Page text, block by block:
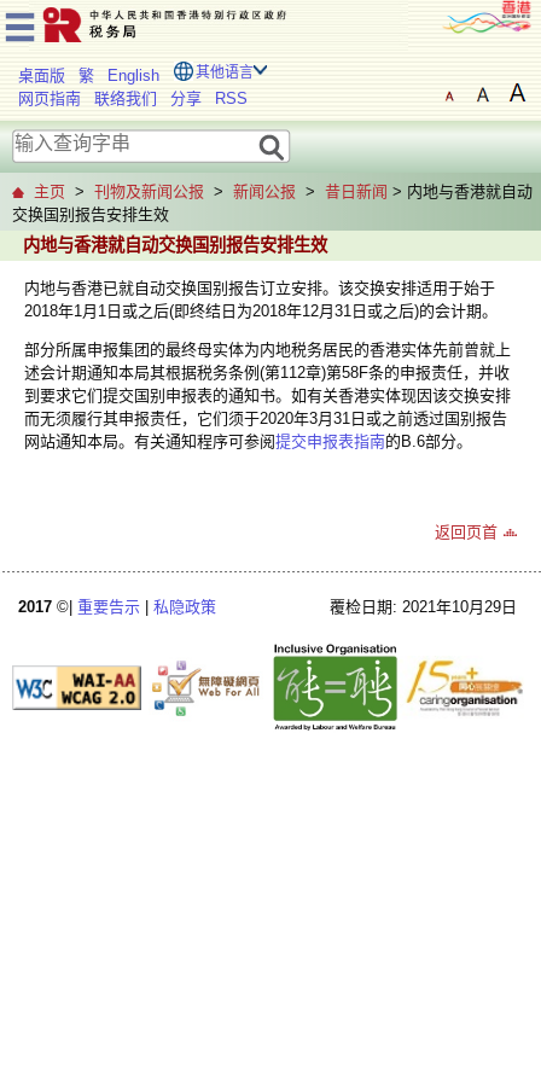
桌面版 繁 English 其他语言
网页指南 联络我们 分享 RSS
主页 > 刊物及新闻公报 > 新闻公报 > 昔日新闻 > 内地与香港就自动
交换国别报告安排生效
内地与香港就自动交换国别报告安排生效
内地与香港已就自动交换国别报告订立安排。该交换安排适用于始于
2018年1月1日或之后(即终结日为2018年12月31日或之后)的会计期。
部分所属申报集团的最终母实体为内地税务居民的香港实体先前曾就上
述会计期通知本局其根据税务条例(第112章)第58F条的申报责任，并收
到要求它们提交国别申报表的通知书。如有关香港实体现因该交换安排
而无须履行其申报责任，它们须于2020年3月31日或之前透过国别报告
网站通知本局。有关通知程序可参阅提交申报表指南的B.6部分。
返回页首
2017 ©| 重要告示 私隐政策 覆检日期: 2021年10月29日